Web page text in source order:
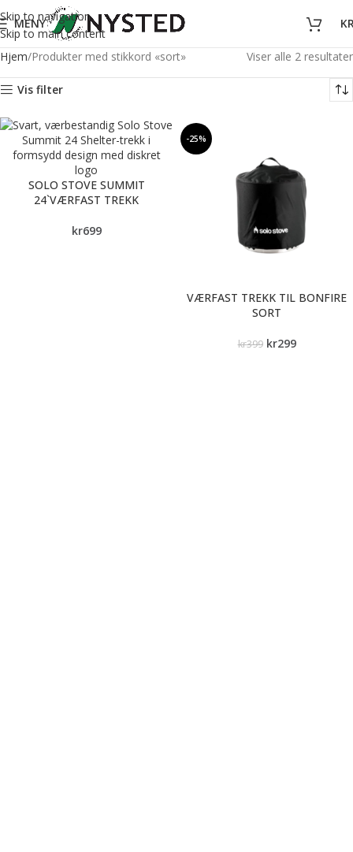
Skip to navigation
Skip to main content
MENY
Hjem Produkter med stikkord «sort» Viser alle 2 resultater
Vis filter
SOLO STOVE SUMMIT
24`VÆRFAST TREKK
kr699
-25%
VÆRFAST TREKK TIL BONFIRE
SORT
kr399 kr299